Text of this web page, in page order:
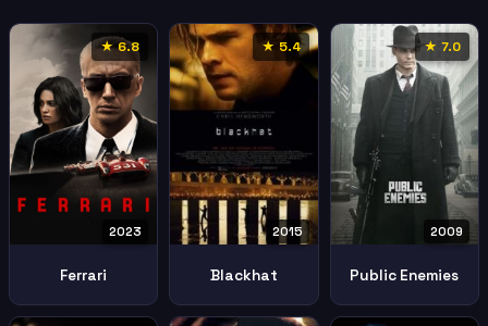
★ 6.8
2023
Ferrari
★ 5.4
2015
Blackhat
★ 7.0
2009
Public Enemies